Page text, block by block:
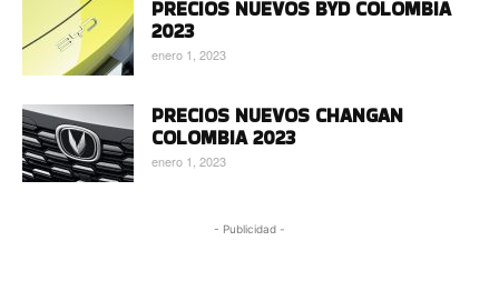
PRECIOS NUEVOS BYD COLOMBIA
2023
enero 1, 2023
PRECIOS NUEVOS CHANGAN
COLOMBIA 2023
enero 1, 2023
- Publicidad -